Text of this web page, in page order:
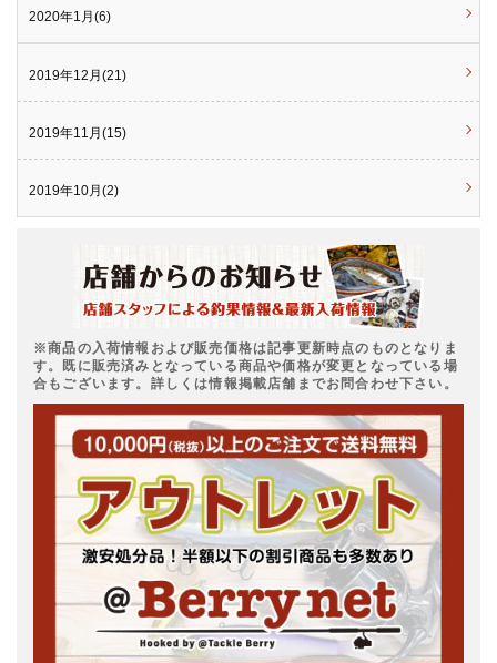
2020年1月(6)
2019年12月(21)
2019年11月(15)
2019年10月(2)
※商品の入荷情報および販売価格は記事更新時点のものとなりま
す。既に販売済みとなっている商品や価格が変更となっている場
合もございます。詳しくは情報掲載店舗までお問合わせ下さい。